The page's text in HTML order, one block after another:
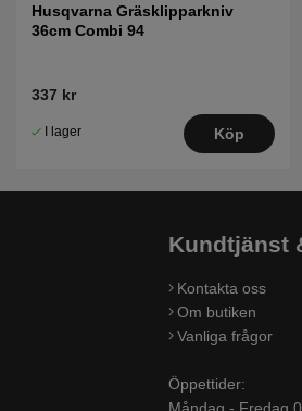
Husqvarna Gräsklipparkniv
36cm Combi 94
337 kr
I lager Köp
Kundtjänst
Kontakta oss
Om butiken
Vanliga frågor
Öppettider:
Måndag - Fredag